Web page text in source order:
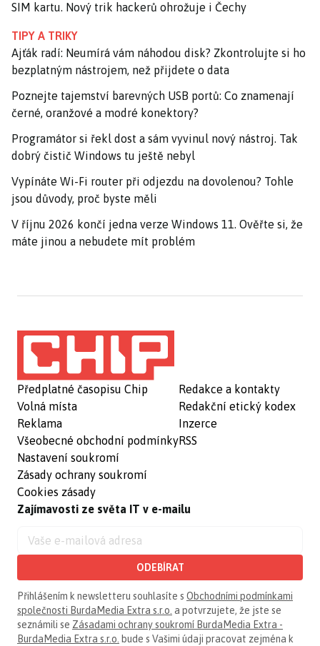
SIM kartu. Nový trik hackerů ohrožuje i Čechy
TIPY A TRIKY
Ajťák radí: Neumírá vám náhodou disk? Zkontrolujte si ho
bezplatným nástrojem, než přijdete o data
Poznejte tajemství barevných USB portů: Co znamenají
černé, oranžové a modré konektory?
Programátor si řekl dost a sám vyvinul nový nástroj. Tak
dobrý čistič Windows tu ještě nebyl
Vypínáte Wi-Fi router při odjezdu na dovolenou? Tohle
jsou důvody, proč byste měli
V říjnu 2026 končí jedna verze Windows 11. Ověřte si, že
máte jinou a nebudete mít problém
Předplatné časopisu Chip
Volná místa
Reklama
Všeobecné obchodní podmínky
Nastavení soukromí
Zásady ochrany soukromí
Cookies zásady
Redakce a kontakty
Redakční etický kodex
Inzerce
RSS
Zajímavosti ze světa IT v e-mailu
ODEBÍRAT
Přihlášením k newsletteru souhlasíte s Obchodními podmínkami
společnosti BurdaMedia Extra s.r.o. a potvrzujete, že jste se
seznámili se Zásadami ochrany soukromí BurdaMedia Extra -
BurdaMedia Extra s.r.o. bude s Vašimi údaji pracovat zejména k